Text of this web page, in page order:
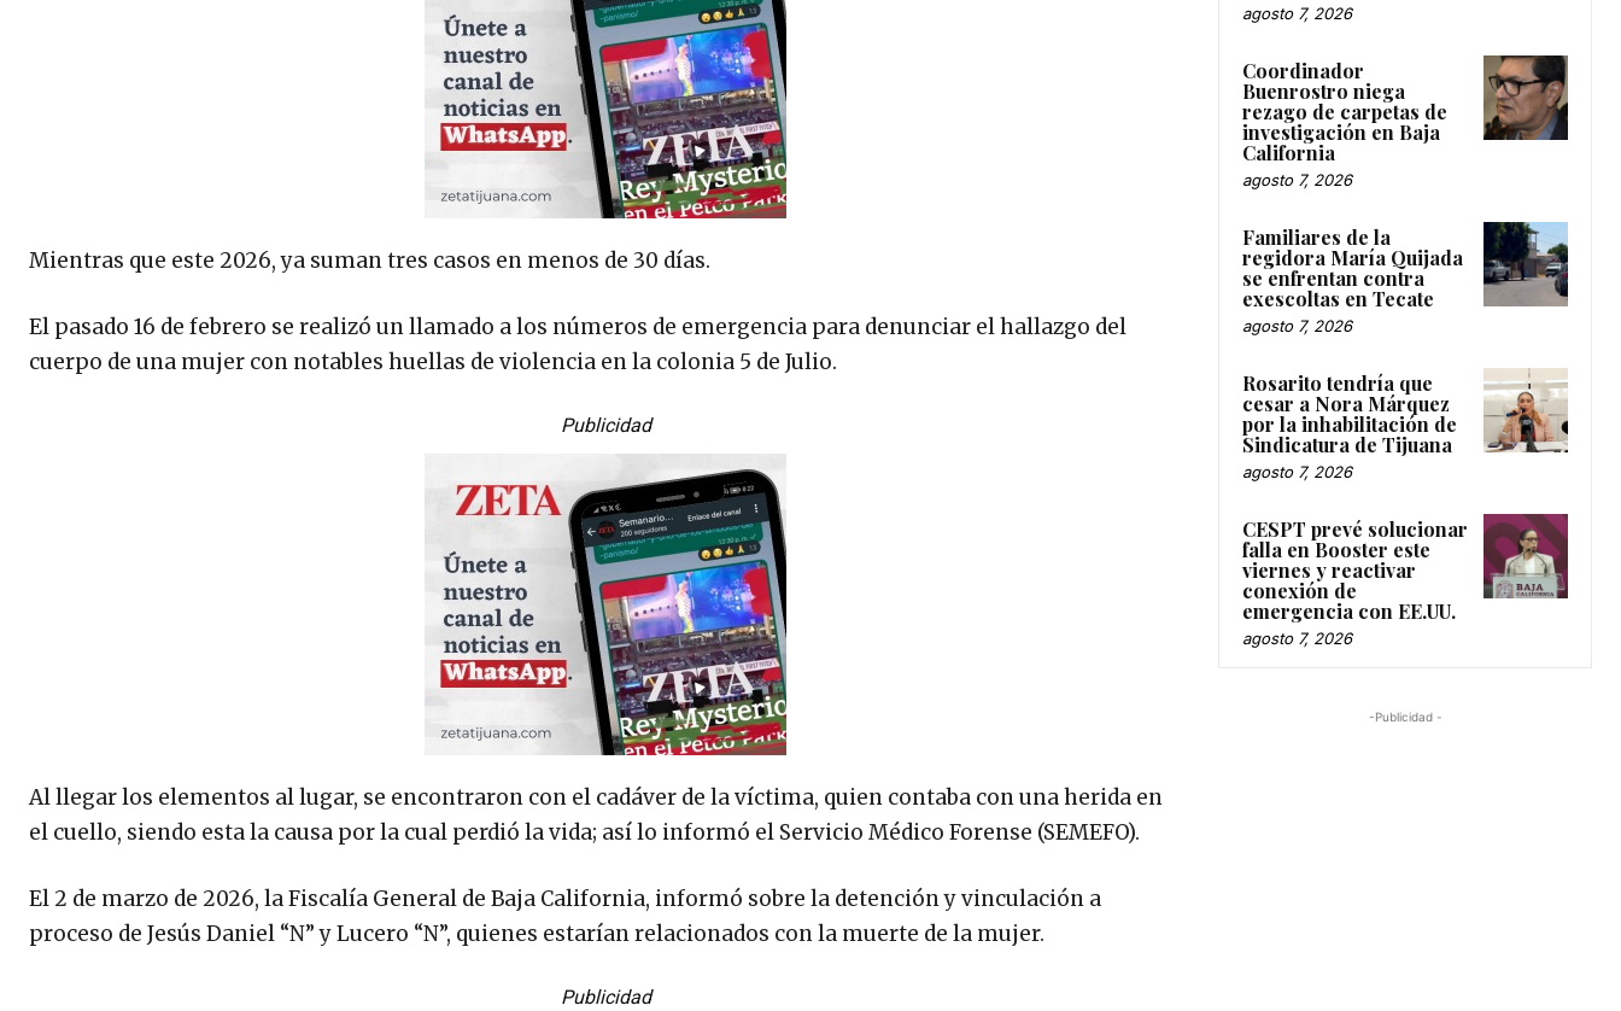
Mientras que este 2026, ya suman tres casos en menos de 30 días.
El pasado 16 de febrero se realizó un llamado a los números de emergencia para denunciar el hallazgo del
cuerpo de una mujer con notables huellas de violencia en la colonia 5 de Julio.
Publicidad
Al llegar los elementos al lugar, se encontraron con el cadáver de la víctima, quien contaba con una herida en
el cuello, siendo esta la causa por la cual perdió la vida; así lo informó el Servicio Médico Forense (SEMEFO).
El 2 de marzo de 2026, la Fiscalía General de Baja California, informó sobre la detención y vinculación a
proceso de Jesús Daniel “N” y Lucero “N”, quienes estarían relacionados con la muerte de la mujer.
Publicidad
agosto 7, 2026
Coordinador
Buenrostro niega
rezago de carpetas de
investigación en Baja
California
agosto 7, 2026
Familiares de la
regidora María Quijada
se enfrentan contra
exescoltas en Tecate
agosto 7, 2026
Rosarito tendría que
cesar a Nora Márquez
por la inhabilitación de
Sindicatura de Tijuana
agosto 7, 2026
CESPT prevé solucionar
falla en Booster este
viernes y reactivar
conexión de
emergencia con EE.UU.
agosto 7, 2026
-Publicidad -